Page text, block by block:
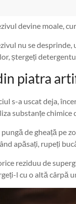
devine moale,
nu se
ștergeți
piatra
s-a uscat deja,
substanțe chimice
de gheață pe
apăsați, rupeți
reziduu de
l cu o altă cârpă